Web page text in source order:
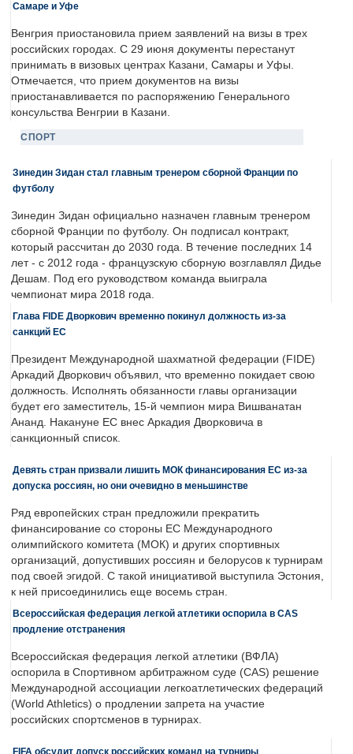
Самаре и Уфе
Венгрия приостановила прием заявлений на визы в трех
российских городах. С 29 июня документы перестанут
принимать в визовых центрах Казани, Самары и Уфы.
Отмечается, что прием документов на визы
приостанавливается по распоряжению Генерального
консульства Венгрии в Казани.
СПОРТ
Зинедин Зидан стал главным тренером сборной Франции по
футболу
Зинедин Зидан официально назначен главным тренером
сборной Франции по футболу. Он подписал контракт,
который рассчитан до 2030 года. В течение последних 14
лет - с 2012 года - французскую сборную возглавлял Дидье
Дешам. Под его руководством команда выиграла
чемпионат мира 2018 года.
Глава FIDE Дворкович временно покинул должность из-за
санкций ЕС
Президент Международной шахматной федерации (FIDE)
Аркадий Дворкович объявил, что временно покидает свою
должность. Исполнять обязанности главы организации
будет его заместитель, 15-й чемпион мира Вишванатан
Ананд. Накануне ЕС внес Аркадия Дворковича в
санкционный список.
Девять стран призвали лишить МОК финансирования ЕС из-за
допуска россиян, но они очевидно в меньшинстве
Ряд европейских стран предложили прекратить
финансирование со стороны ЕС Международного
олимпийского комитета (МОК) и других спортивных
организаций, допустивших россиян и белорусов к турнирам
под своей эгидой. С такой инициативой выступила Эстония,
к ней присоединились еще восемь стран.
Всероссийская федерация легкой атлетики оспорила в CAS
продление отстранения
Всероссийская федерация легкой атлетики (ВФЛА)
оспорила в Спортивном арбитражном суде (CAS) решение
Международной ассоциации легкоатлетических федераций
(World Athletics) о продлении запрета на участие
российских спортсменов в турнирах.
FIFA обсудит допуск российских команд на турниры